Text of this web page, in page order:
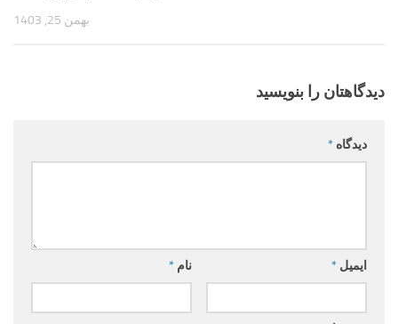
بهمن 25, 1403
دیدگاهتان را بنویسید
دیدگاه *
نام * ایمیل *